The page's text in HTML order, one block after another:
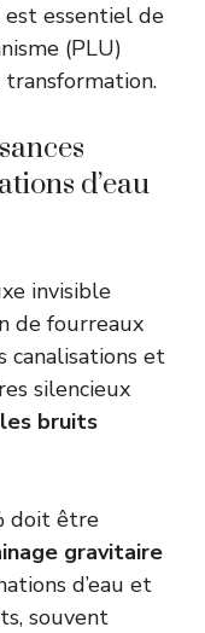
est essentiel de
(PLU)
d’eau
invisible
de fourreaux
canalisations et
silencieux
bruits
doit être
gravitaire
d’eau et
souvent